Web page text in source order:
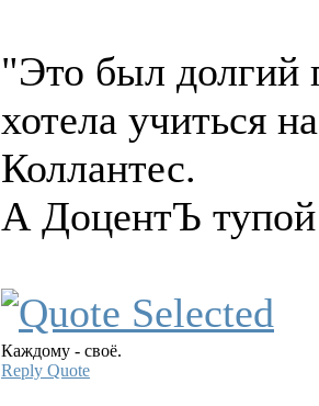
"Это был долгий
хотела учиться
Коллантес.
А ДоцентЪ
Каждому - своё.
Reply Quote